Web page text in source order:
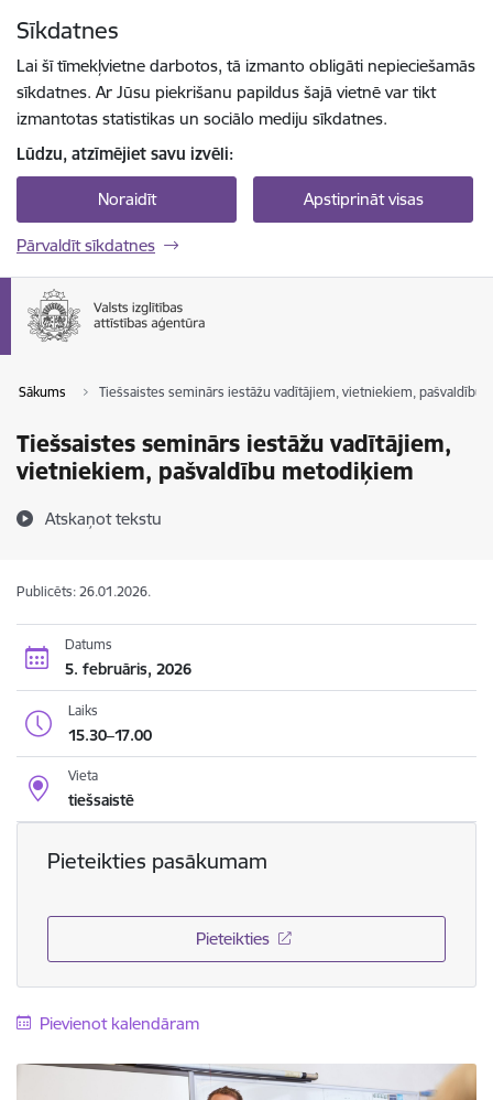
Sīkdatnes
Lai šī tīmekļvietne darbotos, tā izmanto obligāti nepieciešamās
sīkdatnes. Ar Jūsu piekrišanu papildus šajā vietnē var tikt
izmantotas statistikas un sociālo mediju sīkdatnes.
Lūdzu, atzīmējiet savu izvēli:
Noraidīt Apstiprināt visas
Pārvaldīt sīkdatnes
Sākums Tiešsaistes seminārs iestāžu vadītājiem, vietniekiem, pašvaldību
Tiešsaistes seminārs iestāžu vadītājiem,
vietniekiem, pašvaldību metodiķiem
Atskaņot tekstu
Publicēts: 26.01.2026.
Datums
5. februāris, 2026
Laiks
15.30–17.00
Vieta
tiešsaistē
Pieteikties pasākumam
Pieteikties
Pievienot kalendāram